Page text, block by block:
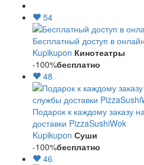
54
Бесплатный доступ в
Kupikupon Кинотеатры
-100%бесплатно
48
Подарок к каждому заказу
доставки PizzaSushiWok
Kupikupon Суши
-100%бесплатно
46